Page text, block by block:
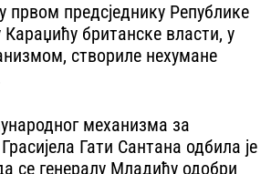
првом предсједнику Републике
британске власти, у
створиле нехумане
механизма за
Гати Сантана одбила је
се генералу Младићу одобри